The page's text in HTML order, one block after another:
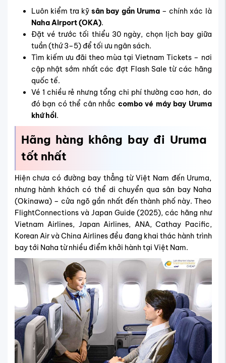
Luôn kiểm tra kỹsân bay gần Uruma– chính xác là
Naha Airport (OKA).
Đặt vé trước tối thiểu 30 ngày, chọn lịch bay giữa
tuần (thứ 3–5) để tối ưu ngân sách.
Tìm kiếm ưu đãi theo mùa tại Vietnam Tickets – nơi
cập nhật sớm nhất các đợt Flash Sale từ các hãng
quốc tế.
Vé 1 chiều rẻ nhưng tổng chi phí thường cao hơn, do
đó bạn có thể cân nhắc combo vé máy bay Uruma
khứ hồi.
Hãng hàng không bay đi Uruma
tốt nhất
Hiện chưa có đường bay thẳng từ Việt Nam đến Uruma,
nhưng hành khách có thể di chuyển qua sân bay Naha
(Okinawa) – cửa ngõ gần nhất đến thành phố này. Theo
FlightConnections và Japan Guide (2025), các hãng như
Vietnam Airlines, Japan Airlines, ANA, Cathay Pacific,
Korean Air và China Airlines đều đang khai thác hành trình
bay tới Naha từ nhiều điểm khởi hành tại Việt Nam.